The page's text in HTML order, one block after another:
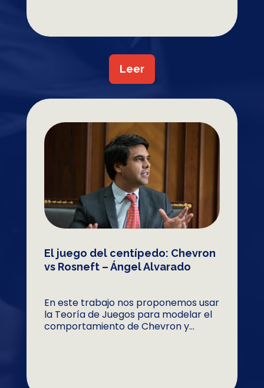
Leer
El juego del centípedo: Chevron
vs Rosneft – Ángel Alvarado
En este trabajo nos proponemos usar
la Teoría de Juegos para modelar el
comportamiento de Chevron y...